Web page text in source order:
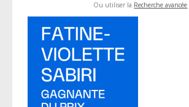
Ou utiliser la Recherche avancée